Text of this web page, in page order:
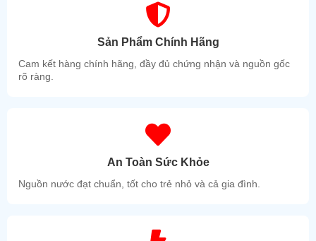
Sản Phẩm Chính Hãng
Cam kết hàng chính hãng, đầy đủ chứng nhận và nguồn gốc
rõ ràng.
An Toàn Sức Khỏe
Nguồn nước đạt chuẩn, tốt cho trẻ nhỏ và cả gia đình.